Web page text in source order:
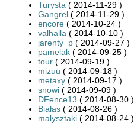
Turysta ( 2014-11-29 )
Gangrel ( 2014-11-29 )
encore ( 2014-10-24 )
valhalla ( 2014-10-10 )
jarenty_p ( 2014-09-27 )
pamelak ( 2014-09-25 )
tour ( 2014-09-19 )
mizuu ( 2014-09-18 )
metaxy ( 2014-09-17 )
snowi ( 2014-09-09 )
DFence13 ( 2014-08-30 )
Białas ( 2014-08-26 )
malysztaki ( 2014-08-24 )